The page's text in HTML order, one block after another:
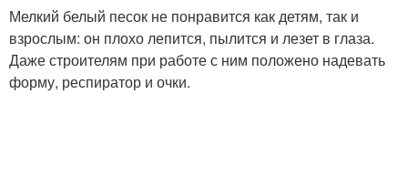
Мелкий белый песок не понравится как детям, так и
взрослым: он плохо лепится, пылится и лезет в глаза.
Даже строителям при работе с ним положено надевать
форму, респиратор и очки.